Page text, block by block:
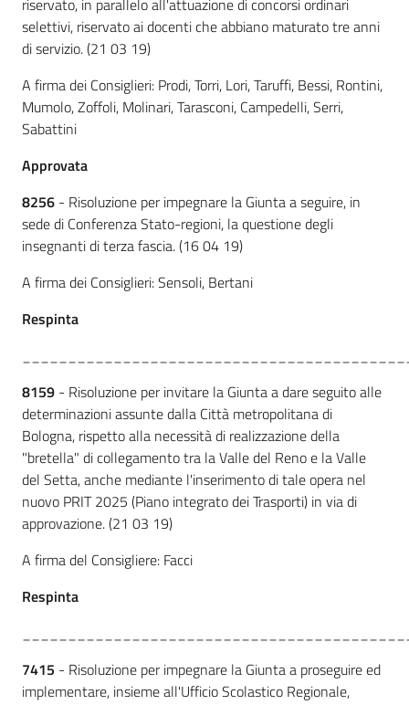
riservato, in parallelo all'attuazione di concorsi ordinari
selettivi, riservato ai docenti che abbiano maturato tre anni
di servizio. (21 03 19)
A firma dei Consiglieri: Prodi, Torri, Lori, Taruffi, Bessi, Rontini,
Mumolo, Zoffoli, Molinari, Tarasconi, Campedelli, Serri,
Sabattini
Approvata
8256 - Risoluzione per impegnare la Giunta a seguire, in
sede di Conferenza Stato-regioni, la questione degli
insegnanti di terza fascia. (16 04 19)
A firma dei Consiglieri: Sensoli, Bertani
Respinta
8159 - Risoluzione per invitare la Giunta a dare seguito alle
determinazioni assunte dalla Città metropolitana di
Bologna, rispetto alla necessità di realizzazione della
"bretella" di collegamento tra la Valle del Reno e la Valle
del Setta, anche mediante l'inserimento di tale opera nel
nuovo PRIT 2025 (Piano integrato dei Trasporti) in via di
approvazione. (21 03 19)
A firma del Consigliere: Facci
Respinta
7415 - Risoluzione per impegnare la Giunta a proseguire ed
implementare, insieme all'Ufficio Scolastico Regionale,